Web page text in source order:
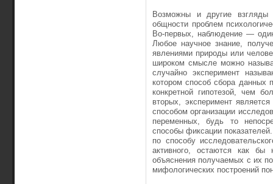
Возможны и другие
общности проблем
Во-первых, наблюдение —
Любое научное знание,
явлениями природы или
широком смысле можно
случайно эксперимент
котором способ сбора данных
конкретной гипотезой, чем
вторых, экс­перимент
способом организации
переменных, будь то
способы фиксации
по способу
активного, остаются как бы
объяснения получаемых с их
мифологических построений